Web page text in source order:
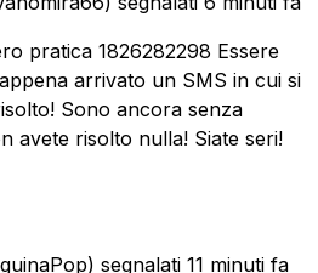
pratica 1826282298 Essere
arrivato un SMS in cui si
Sono ancora senza
avete risolto nulla! Siate seri!
segnalati 11 minuti fa